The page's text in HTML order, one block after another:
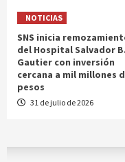
NOTICIAS
SNS inicia
del Hospital Salvador B.
Gautier con inversión
cercana a mil millones
pesos
31 de julio de 2026